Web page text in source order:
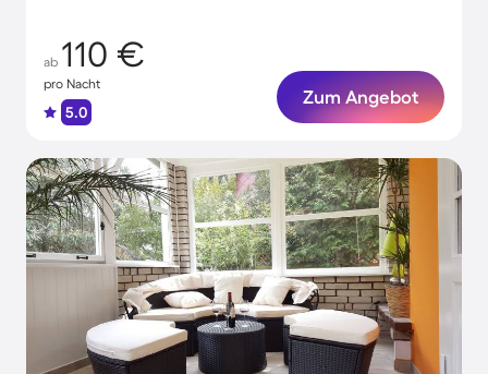
ab 110 €
pro Nacht
5.0
Zum Angebot